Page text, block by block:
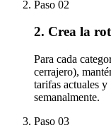
Paso 02
2. Crea la
Para cada
cerrajero),
tarifas actuales
semanalmente.
Paso 03